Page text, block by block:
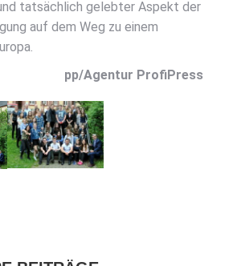
tat­säch­lich geleb­ter Aspekt der
auf dem Weg zu einem
pp/Agentur Pro­fi­Press